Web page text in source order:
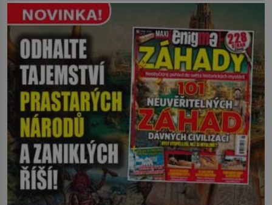
břehu pozoruje, ji údajně poznává, jenže
Ruža Vlajna má být v tu chvíli mrtvá celé
století. Vesnice Kisiljevo v
severovýchodním Srbsku má s upíry
nevyřízené účty. […]